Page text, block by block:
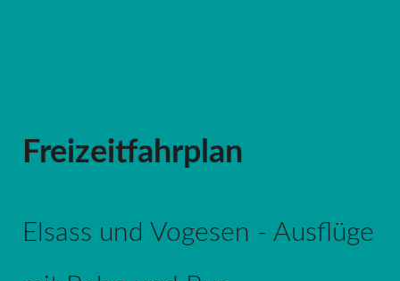
Freizeitfahrplan
Elsass und Vogesen - Ausflüge